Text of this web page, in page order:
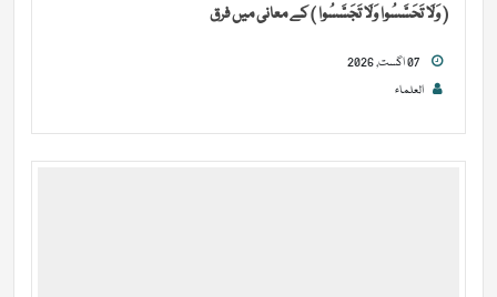
( وَلَا تَحَسَّسُوا وَلَا تَجَسَّسُوا ) کے معانی میں فرق
العلماء